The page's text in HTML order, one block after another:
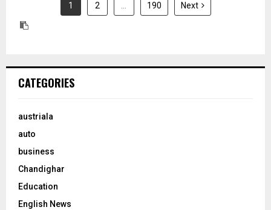
1 2 190 Next
CATEGORIES
austriala
auto
business
Chandighar
Education
English News